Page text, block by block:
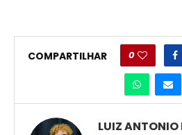
COMPARTILHAR 0
LUIZ ANTONIO